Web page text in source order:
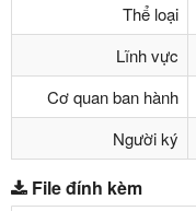
Thể loại
Lĩnh vực
Cơ quan ban hành
Người ký
File đính kèm